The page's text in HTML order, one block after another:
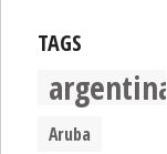
TAGS
argentina
Aruba